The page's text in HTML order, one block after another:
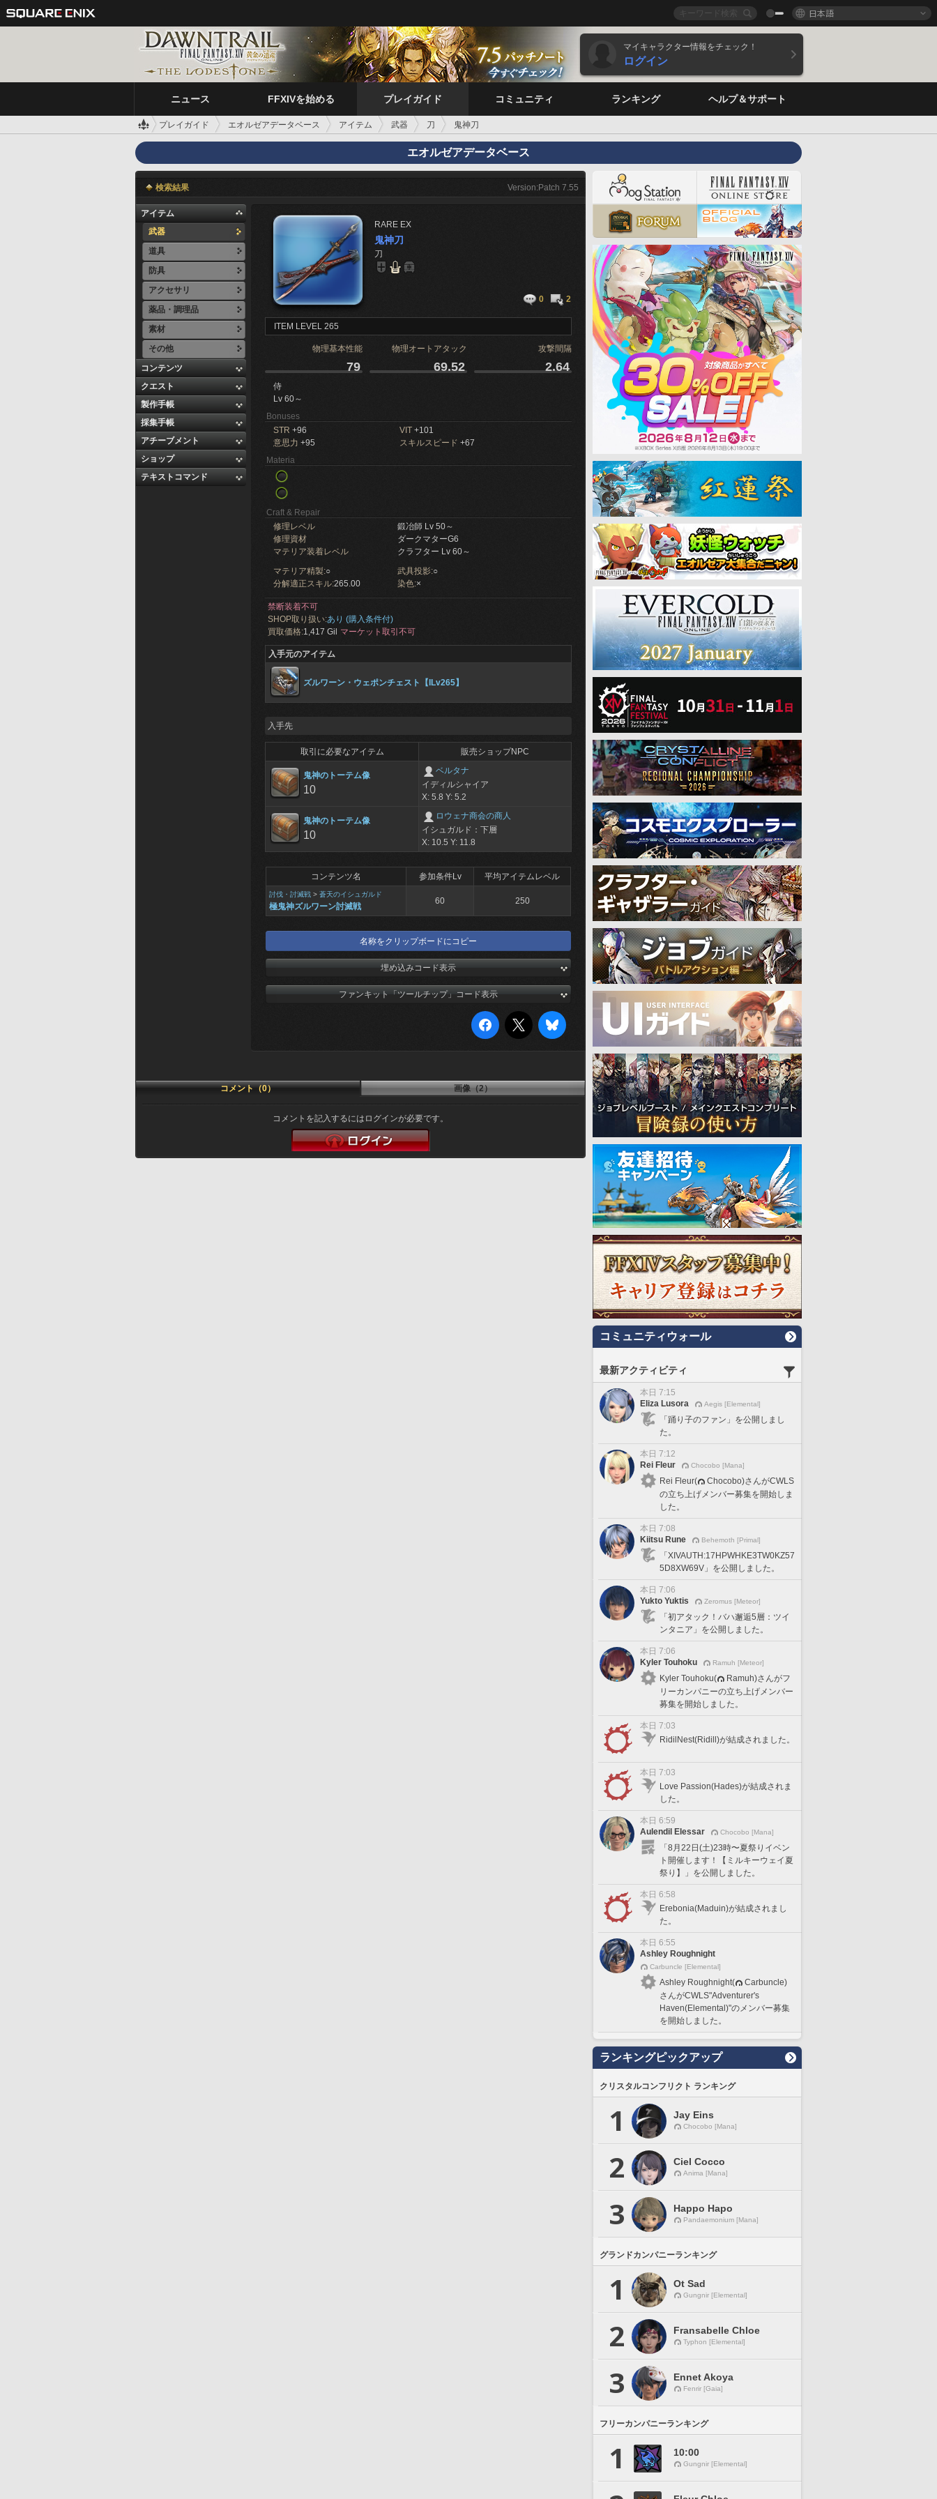
日本語
マイキャラクター情報をチェック！
ログイン
ニュース FFXIVを始める プレイガイド コミュニティ ランキング ヘルプ＆サポート
プレイガイド エオルゼアデータベース アイテム 武器 刀 鬼神刀
エオルゼアデータベース
検索結果 Version:Patch 7.55
アイテム
武器
道具
防具
アクセサリ
薬品・調理品
素材
その他
コンテンツ
クエスト
製作手帳
採集手帳
アチーブメント
ショップ
テキストコマンド
RARE EX
鬼神刀
刀
0 2
ITEM LEVEL 265
物理基本性能 物理オートアタック 攻撃間隔
79 69.52 2.64
侍
Lv 60～
Bonuses
STR +96 VIT +101
意思力 +95 スキルスピード +67
Materia
Craft & Repair
修理レベル
鍛冶師 Lv 50～
修理資材
ダークマターG6
マテリア装着レベル
クラフター Lv 60～
マテリア精製:○ 武具投影:○
分解適正スキル:265.00 染色:×
禁断装着不可
SHOP取り扱い:あり (購入条件付)
買取価格:1,417 Gil マーケット取引不可
入手元のアイテム
ズルワーン・ウェポンチェスト【ILv265】
入手先
取引に必要なアイテム 販売ショップNPC
鬼神のトーテム像
10
ベルタナ
イディルシャイア
X: 5.8 Y: 5.2
鬼神のトーテム像
10
ロウェナ商会の商人
イシュガルド：下層
X: 10.5 Y: 11.8
コンテンツ名 参加条件Lv 平均アイテムレベル
討伐・討滅戦 > 蒼天のイシュガルド
極鬼神ズルワーン討滅戦
60 250
名称をクリップボードにコピー
埋め込みコード表示
ファンキット「ツールチップ」コード表示
コメント（0） 画像（2）
コメントを記入するにはログインが必要です。
コミュニティウォール
最新アクティビティ
本日 7:15
Eliza Lusora
Aegis [Elemental]
「踊り子のファン」を公開しまし
た。
本日 7:12
Rei Fleur
Chocobo [Mana]
Rei Fleur(
Chocobo)さんがCWLS
の立ち上げメンバー募集を開始しま
した。
本日 7:08
Kiitsu Rune
Behemoth [Primal]
「XIVAUTH:17HPWHKE3TW0KZ57
5D8XW69V」を公開しました。
本日 7:06
Yukto Yuktis
Zeromus [Meteor]
「初アタック！バハ邂逅5層：ツイ
ンタニア」を公開しました。
本日 7:06
Kyler Touhoku
Ramuh [Meteor]
Kyler Touhoku(
Ramuh)さんがフ
リーカンパニーの立ち上げメンバー
募集を開始しました。
本日 7:03
RidilNest(Ridill)が結成されました。
本日 7:03
Love Passion(Hades)が結成されま
した。
本日 6:59
Aulendil Elessar
Chocobo [Mana]
「8月22日(土)23時〜夏祭りイベン
ト開催します！【ミルキーウェイ夏
祭り】」を公開しました。
本日 6:58
Erebonia(Maduin)が結成されまし
た。
本日 6:55
Ashley Roughnight
Carbuncle [Elemental]
Ashley Roughnight(
Carbuncle)
さんがCWLS"Adventurer's
Haven(Elemental)"のメンバー募集
を開始しました。
ランキングピックアップ
クリスタルコンフリクト ランキング
1 Jay Eins
Chocobo [Mana]
2 Ciel Cocco
Anima [Mana]
3 Happo Hapo
Pandaemonium [Mana]
グランドカンパニーランキング
1 Ot Sad
Gungnir [Elemental]
2 Fransabelle Chloe
Typhon [Elemental]
3 Ennet Akoya
Fenrir [Gaia]
フリーカンパニーランキング
1 10:00
Gungnir [Elemental]